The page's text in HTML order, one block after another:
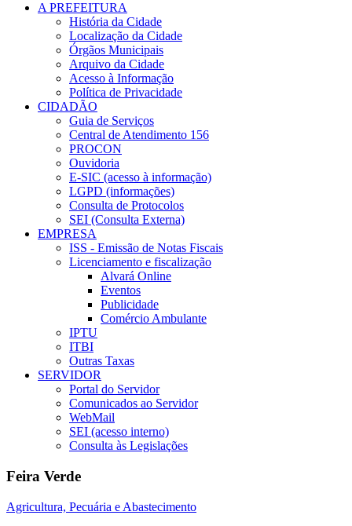
A PREFEITURA
História da Cidade
Localização da Cidade
Órgãos Municipais
Arquivo da Cidade
Acesso à Informação
Política de Privacidade
CIDADÃO
Guia de Serviços
Central de Atendimento 156
PROCON
Ouvidoria
E-SIC (acesso à informação)
LGPD (informações)
Consulta de Protocolos
SEI (Consulta Externa)
EMPRESA
ISS - Emissão de Notas Fiscais
Licenciamento e fiscalização
Alvará Online
Eventos
Publicidade
Comércio Ambulante
IPTU
ITBI
Outras Taxas
SERVIDOR
Portal do Servidor
Comunicados ao Servidor
WebMail
SEI (acesso interno)
Consulta às Legislações
Feira Verde
Agricultura, Pecuária e Abastecimento